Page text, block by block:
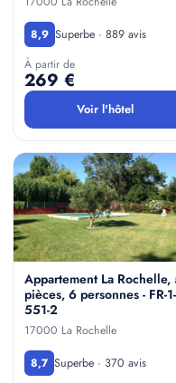
8,9 Superbe · 889 avis
À partir de
269 €
Voir l'hôtel
Appartement La Rochelle,
pièces, 6 personnes - FR-1-
551-2
17000 La Rochelle
8,7 Superbe · 370 avis